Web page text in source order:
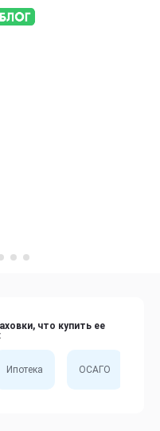
что купить ее
Ипотека ОСАГО